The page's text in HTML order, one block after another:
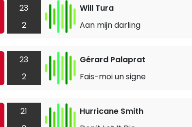
23
2
Will Tura
Aan mijn darling
23
2
Gérard Palaprat
Fais-moi un signe
21
Hurricane Smith